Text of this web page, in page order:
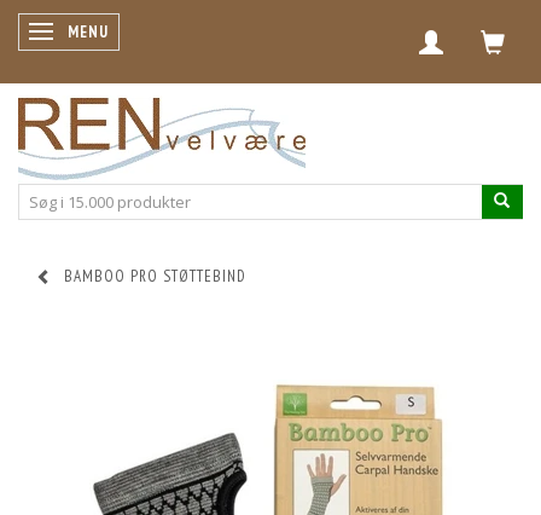
SKIFTE NAVIGATION
MENU
BAMBOO PRO STØTTEBIND